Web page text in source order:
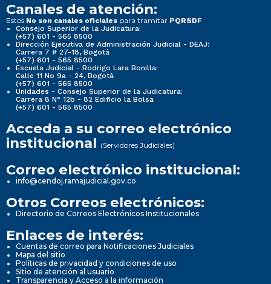
Canales de atención:
Estos No son canales oficiales para tramitar PQRSDF
Consejo Superior de la Judicatura:
(+57) 601 - 565 8500
Dirección Ejecutiva de Administración Judicial - DEAJ:
Carrera 7 # 27-18, Bogotá
(+57) 601 - 565 8500
Escuela Judicial - Rodrigo Lara Bonilla:
Calle 11 No 9a - 24, Bogotá
(+57) 601 - 565 8500
Unidades - Consejo Superior de la Judicatura:
Carrera 8 N° 12b - 82 Edificio la Bolsa
(+57) 601 - 565 8500
Acceda a su correo electrónico
institucional (Servidores Judiciales)
Correo electrónico institucional:
info@cendoj.ramajudicial.gov.co
Otros Correos electrónicos:
Directorio de Correos Electrónicos Institucionales
Enlaces de interés:
Cuentas de correo para Notificaciones Judiciales
Mapa del sitio
Políticas de privacidad y condiciones de uso
Sitio de atención al usuario
Transparencia y Acceso a la información